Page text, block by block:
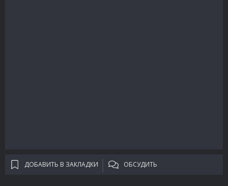
ДОБАВИТЬ В ЗАКЛАДКИ ОБСУДИТЬ